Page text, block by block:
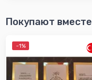
Покупают вместе
-1%